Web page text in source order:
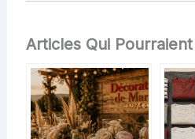
Articles Qui